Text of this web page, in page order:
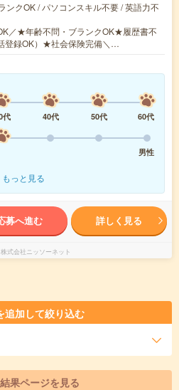
ンクOK / パソコンスキル不要 / 英語力不
／★年齢不問・ブランクOK★履歴書不
登録OK）★社会保険完備＼…
代 40代 50代
60代
男性
もっと見る
募へ進む 詳しく見る
株式会社ニッソーネット
追加して絞り込む
果ページを見る